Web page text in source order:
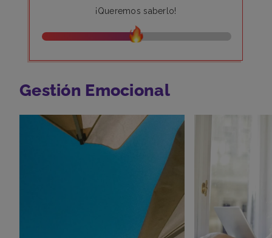
¡Queremos saberlo!
Gestión Emocional